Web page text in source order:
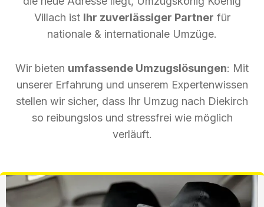
Villach ist Ihr zuverlässiger Partner für
nationale & internationale Umzüge.
Wir bieten umfassende Umzugslösungen: Mit
unserer Erfahrung und unserem Expertenwissen
stellen wir sicher, dass Ihr Umzug nach Diekirch
so reibungslos und stressfrei wie möglich
verläuft.